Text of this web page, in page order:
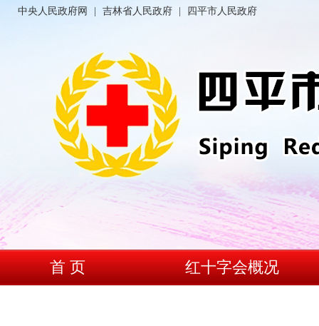
中央人民政府网 吉林省人民政府 四平市人民政府
首 页 红十字会概况